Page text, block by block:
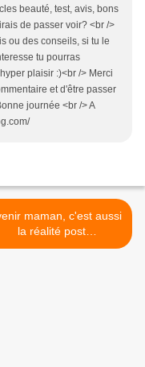
beauté, test, avis, bons
de passer voir? <br />
ou des conseils, si tu le
tu pourras
plaisir :)<br /> Merci
et d'être passer
journée <br /> A
maman, c'est aussi
la réalité post
accouchement ! >